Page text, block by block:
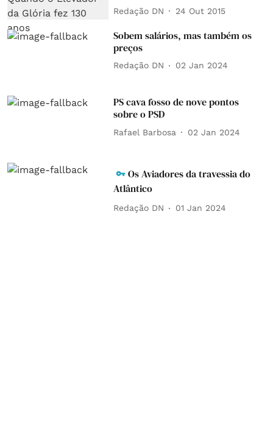
Redação DN 24 Out 2015
Sobem salários, mas também os
preços
Redação DN 02 Jan 2024
PS cava fosso de nove pontos
sobre o PSD
Rafael Barbosa 02 Jan 2024
Os Aviadores da travessia do
Atlântico
Redação DN 01 Jan 2024